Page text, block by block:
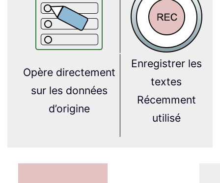
Opère directement
sur les données
d’origine
Enregistrer les
textes
Récemment
utilisé